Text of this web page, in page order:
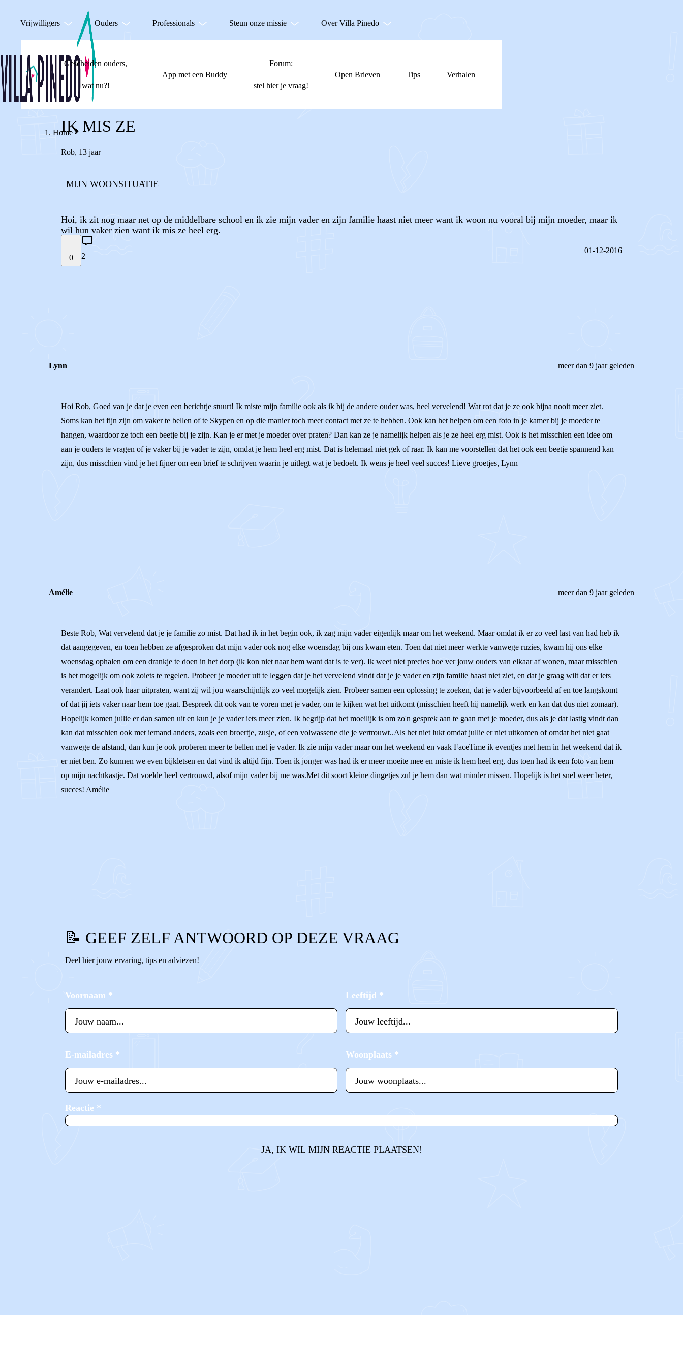
Vrijwilligers Ouders Professionals Steun onze missie Over Villa Pinedo
Gescheiden ouders,
wat nu?!
App met een Buddy
Forum:
stel hier je vraag!
Open Brieven Tips Verhalen
Home
IK MIS ZE
Rob, 13 jaar
MIJN WOONSITUATIE
Hoi, ik zit nog maar net op de middelbare school en ik zie mijn vader en zijn familie haast niet meer want ik woon nu vooral bij mijn moeder, maar ik
wil hun vaker zien want ik mis ze heel erg.
0 2
01-12-2016
Lynn meer dan 9 jaar geleden
Hoi Rob, Goed van je dat je even een berichtje stuurt! Ik miste mijn familie ook als ik bij de andere ouder was, heel vervelend! Wat rot dat je ze ook bijna nooit meer ziet.
Soms kan het fijn zijn om vaker te bellen of te Skypen en op die manier toch meer contact met ze te hebben. Ook kan het helpen om een foto in je kamer bij je moeder te
hangen, waardoor ze toch een beetje bij je zijn. Kan je er met je moeder over praten? Dan kan ze je namelijk helpen als je ze heel erg mist. Ook is het misschien een idee om
aan je ouders te vragen of je vaker bij je vader te zijn, omdat je hem heel erg mist. Dat is helemaal niet gek of raar. Ik kan me voorstellen dat het ook een beetje spannend kan
zijn, dus misschien vind je het fijner om een brief te schrijven waarin je uitlegt wat je bedoelt. Ik wens je heel veel succes! Lieve groetjes, Lynn
Amélie meer dan 9 jaar geleden
Beste Rob, Wat vervelend dat je je familie zo mist. Dat had ik in het begin ook, ik zag mijn vader eigenlijk maar om het weekend. Maar omdat ik er zo veel last van had heb ik
dat aangegeven, en toen hebben ze afgesproken dat mijn vader ook nog elke woensdag bij ons kwam eten. Toen dat niet meer werkte vanwege ruzies, kwam hij ons elke
woensdag ophalen om een drankje te doen in het dorp (ik kon niet naar hem want dat is te ver). Ik weet niet precies hoe ver jouw ouders van elkaar af wonen, maar misschien
is het mogelijk om ook zoiets te regelen. Probeer je moeder uit te leggen dat je het vervelend vindt dat je je vader en zijn familie haast niet ziet, en dat je graag wilt dat er iets
verandert. Laat ook haar uitpraten, want zij wil jou waarschijnlijk zo veel mogelijk zien. Probeer samen een oplossing te zoeken, dat je vader bijvoorbeeld af en toe langskomt
of dat jij iets vaker naar hem toe gaat. Bespreek dit ook van te voren met je vader, om te kijken wat het uitkomt (misschien heeft hij namelijk werk en kan dat dus niet zomaar).
Hopelijk komen jullie er dan samen uit en kun je je vader iets meer zien. Ik begrijp dat het moeilijk is om zo'n gesprek aan te gaan met je moeder, dus als je dat lastig vindt dan
kan dat misschien ook met iemand anders, zoals een broertje, zusje, of een volwassene die je vertrouwt..Als het niet lukt omdat jullie er niet uitkomen of omdat het niet gaat
vanwege de afstand, dan kun je ook proberen meer te bellen met je vader. Ik zie mijn vader maar om het weekend en vaak FaceTime ik eventjes met hem in het weekend dat ik
er niet ben. Zo kunnen we even bijkletsen en dat vind ik altijd fijn. Toen ik jonger was had ik er meer moeite mee en miste ik hem heel erg, dus toen had ik een foto van hem
op mijn nachtkastje. Dat voelde heel vertrouwd, alsof mijn vader bij me was.Met dit soort kleine dingetjes zul je hem dan wat minder missen. Hopelijk is het snel weer beter,
succes! Amélie
📝 GEEF ZELF ANTWOORD OP DEZE VRAAG
Deel hier jouw ervaring, tips en adviezen!
Voornaam * Leeftijd *
E-mailadres * Woonplaats *
Reactie *
JA, IK WIL MIJN REACTIE PLAATSEN!